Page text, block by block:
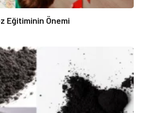
Eğitiminin Önemi